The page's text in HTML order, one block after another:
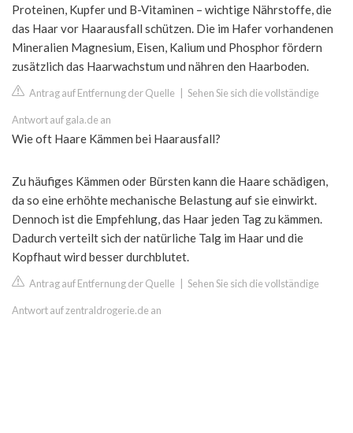
Proteinen, Kupfer und B-Vitaminen – wichtige Nährstoffe, die
das Haar vor Haarausfall schützen. Die im Hafer vorhandenen
Mineralien Magnesium, Eisen, Kalium und Phosphor fördern
zusätzlich das Haarwachstum und nähren den Haarboden.
Antrag auf Entfernung der Quelle Sehen Sie sich die vollständige
Antwort auf gala.de an
Wie oft Haare Kämmen bei Haarausfall?
Zu häufiges Kämmen oder Bürsten kann die Haare schädigen,
da so eine erhöhte mechanische Belastung auf sie einwirkt.
Dennoch ist die Empfehlung, das Haar jeden Tag zu kämmen.
Dadurch verteilt sich der natürliche Talg im Haar und die
Kopfhaut wird besser durchblutet.
Antrag auf Entfernung der Quelle Sehen Sie sich die vollständige
Antwort auf zentraldrogerie.de an